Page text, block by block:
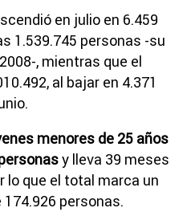
en julio en 6.459
1.539.745 personas -su
, mientras que el
al bajar en 4.371
menores de 25 años
y lleva 39 meses
lo que el total marca un
personas.